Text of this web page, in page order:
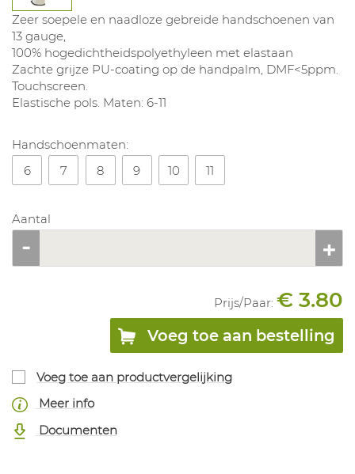
Zeer soepele en naadloze gebreide handschoenen van
13 gauge,
100% hogedichtheidspolyethyleen met elastaan
Zachte grijze PU-coating op de handpalm, DMF<5ppm.
Touchscreen.
Elastische pols. Maten: 6-11
Handschoenmaten:
6
7 8 9 10 11
Aantal
Prijs/Paar: € 3.80
Voeg toe aan bestelling
Voeg toe aan productvergelijking
Meer info
Documenten